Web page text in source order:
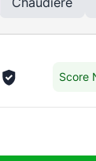
Score